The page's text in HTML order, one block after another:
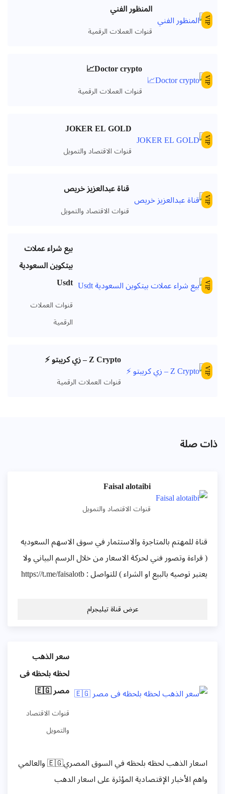
المنظور الفني
قنوات العملات الرقمية
Doctor crypto📈
قنوات العملات الرقمية
JOKER EL GOLD
قنوات الاقتصاد والتمويل
قناة عبدالعزيز خريص
قنوات الاقتصاد والتمويل
بيع شراء عملات
بيتكوين السعودية
Usdt
قنوات العملات
الرقمية
Z Crypto – زي كريبتو ⚡️
قنوات العملات الرقمية
صلة
Faisal alotaibi
قنوات الاقتصاد والتمويل
قناة للمهتم بالمتاجرة والاستثمار في سوق الاسهم السعوديه
( قراءة وتصور فني لحركة الاسعار من خلال الرسم البياني ولا
يعتبر توصيه بالبيع او الشراء ) للتواصل : https://t.me/faisalotb
عرض قناة تيليجرام
سعر الذهب
لحظه بلحظه فى
مصر 🇪🇬
قنوات الاقتصاد
والتمويل
اسعار الذهب لحظه بلحظه في السوق المصري🇪🇬 والعالمي
واهم الأخبار الإقتصادية المؤثرة على اسعار الدهب